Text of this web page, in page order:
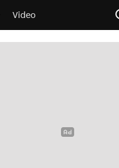
Video